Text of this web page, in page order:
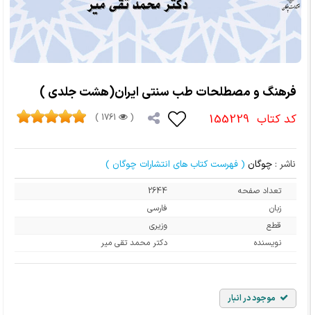
فرهنگ و مصطلحات طب سنتی ایران(هشت جلدی )
کد کتاب 155229
(
1761 )
ناشر : چوگان ( فهرست کتاب های انتشارات چوگان )
تعداد صفحه
2644
زبان
فارسی
قطع
وزیری
نویسنده
دکتر محمد تقی میر
موجود در انبار